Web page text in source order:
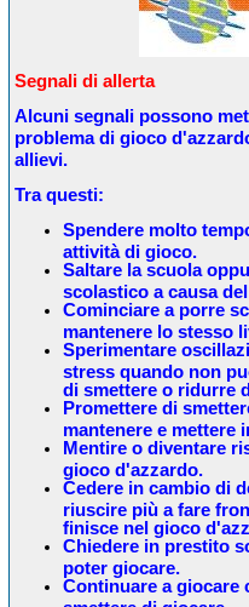
Segnali di allerta
Alcuni segnali possono
problema di gioco
allievi.
Tra questi:
Spendere molto
attività di gioco.
Saltare la scuola
scolastico a causa
Cominciare a porre
mantenere lo stesso
Sperimentare
stress quando non
di smettere o ridurre
Promettere di
mantenere e mettere
Mentire o diventare
gioco d'azzardo.
Cedere in cambio di
riuscire più a fare
finisce nel gioco
Chiedere in prestito
poter giocare.
Continuare a giocare